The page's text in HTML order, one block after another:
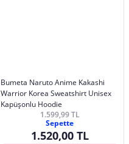
Bumeta Naruto Anime Kakashi
Warrior Korea Sweatshirt Unisex
Kapüşonlu Hoodie
1.599,99 TL
Sepette
1.520,00 TL